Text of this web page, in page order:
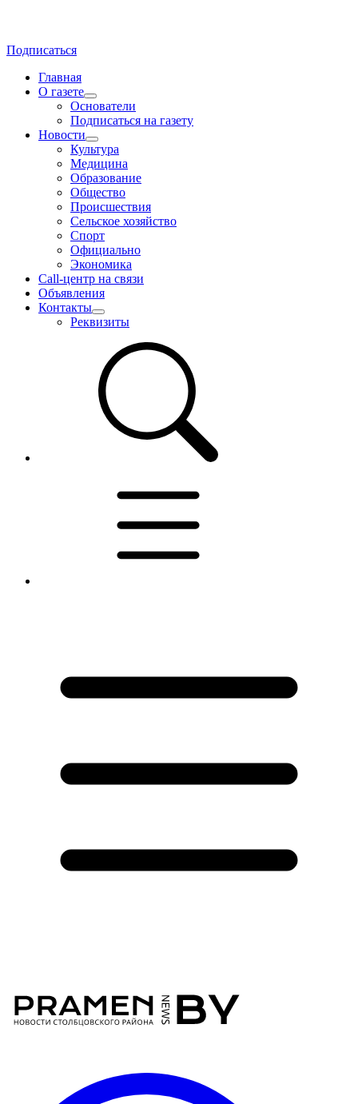
Подписаться
Главная
О газете
Основатели
Подписаться на газету
Новости
Культура
Медицина
Образование
Общество
Происшествия
Сельское хозяйство
Спорт
Официально
Экономика
Call-центр на связи
Объявления
Контакты
Реквизиты